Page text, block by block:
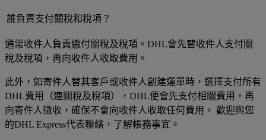
誰負責支付關稅和稅項？
通常收件人負責繳付關稅及稅項。DHL會先替收件人支付關
稅及稅項，再向收件人收取費用。
此外，如寄件人替其客戶或收件人創建運單時，選擇支付所有
DHL費用（連關稅及稅項），DHL便會先支付相關費用，再
向寄件人徵收，確保不會向收件人收取任何費用。 歡迎與您
的DHL Express代表聯絡，了解帳務事宜。